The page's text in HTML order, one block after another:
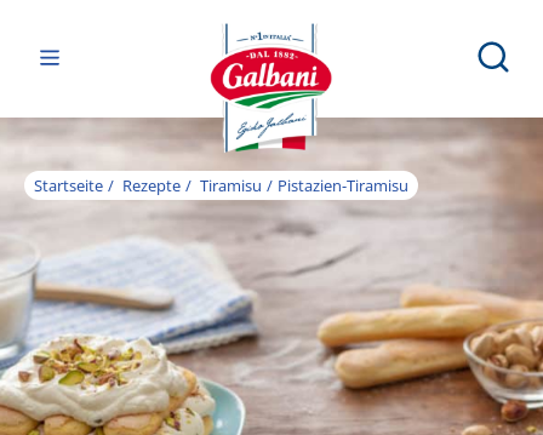
Startseite Rezepte Tiramisu Pistazien-Tiramisu